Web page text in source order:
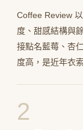
Coffee Review
度、甜感結構與
接點名藍莓、杏
度高，是近年衣
2